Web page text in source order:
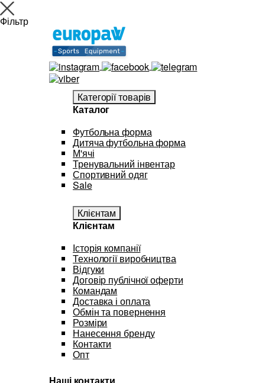
Фільтр
Категорії товарів
Каталог
Футбольна форма
Дитяча футбольна форма
М'ячі
Тренувальний інвентар
Спортивний одяг
Sale
Клієнтам
Клієнтам
Історія компанії
Технології виробництва
Відгуки
Договір публічної оферти
Командам
Доставка і оплата
Обмін та повернення
Розміри
Нанесення бренду
Контакти
Опт
Наші контакти